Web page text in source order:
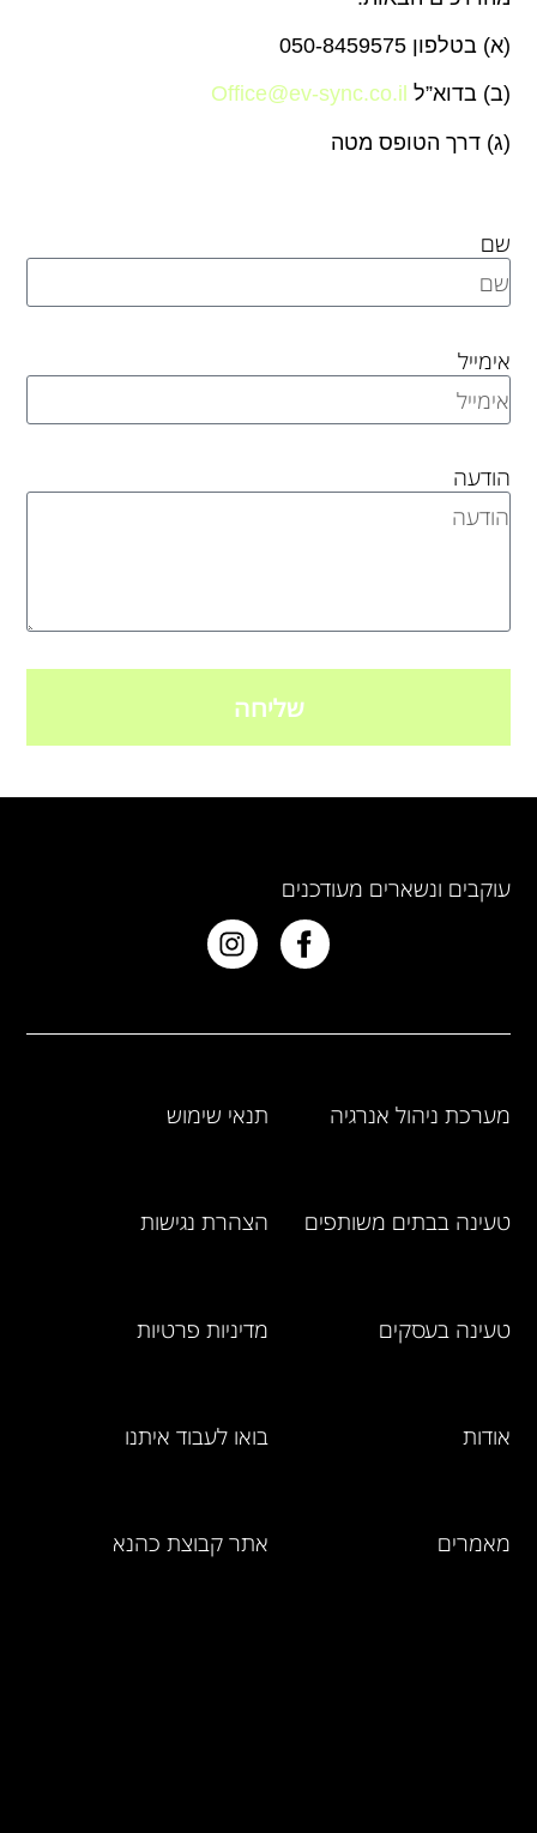
(א) בטלפון 050-8459575
(ב) בדוא”ל Office@ev-sync.co.il
(ג) דרך הטופס מטה
שם
אימייל
הודעה
שליחה
עוקבים ונשארים מעודכנים
מערכת ניהול אנרגיה
טעינה בבתים משותפים
טעינה בעסקים
אודות
מאמרים
תנאי שימוש
הצהרת נגישות
מדיניות פרטיות
בואו לעבוד איתנו
אתר קבוצת כהנא